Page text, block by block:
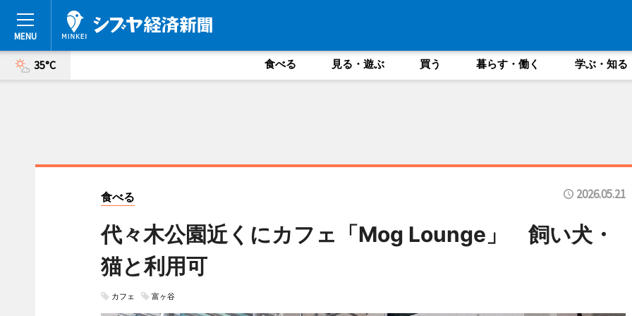
35°C 食べる 見る・遊ぶ 買う 暮らす・働く 学ぶ・知る
食べる 2026.05.21
代々木公園近くにカフェ「Mog Lounge」 飼い犬・
猫と利用可
カフェ 富ヶ谷